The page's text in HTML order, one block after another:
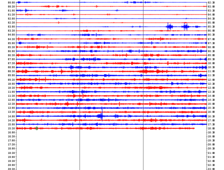
00:00
00:30
01:00
01:30
02:00
02:30
03:00
03:30
04:00
04:30
05:00
05:30
06:00
06:30
07:00
07:30
08:00
08:30
09:00
09:30
10:00
10:30
11:00
11:30
12:00
12:30
13:00
13:30
14:00
14:30
15:00
15:30
16:00
16:30
17:00
17:30
18:00
18:30
19:00
19:30
20:00
20:30
02:30
03:00
03:30
04:00
04:30
05:00
05:30
06:00
06:30
07:00
07:30
08:00
08:30
09:00
09:30
10:00
10:30
11:00
11:30
12:00
12:30
13:00
13:30
14:00
14:30
15:00
15:30
16:00
16:30
17:00
17:30
18:00
18:30
19:00
19:30
20:00
20:30
21:00
21:30
22:00
22:30
23:00